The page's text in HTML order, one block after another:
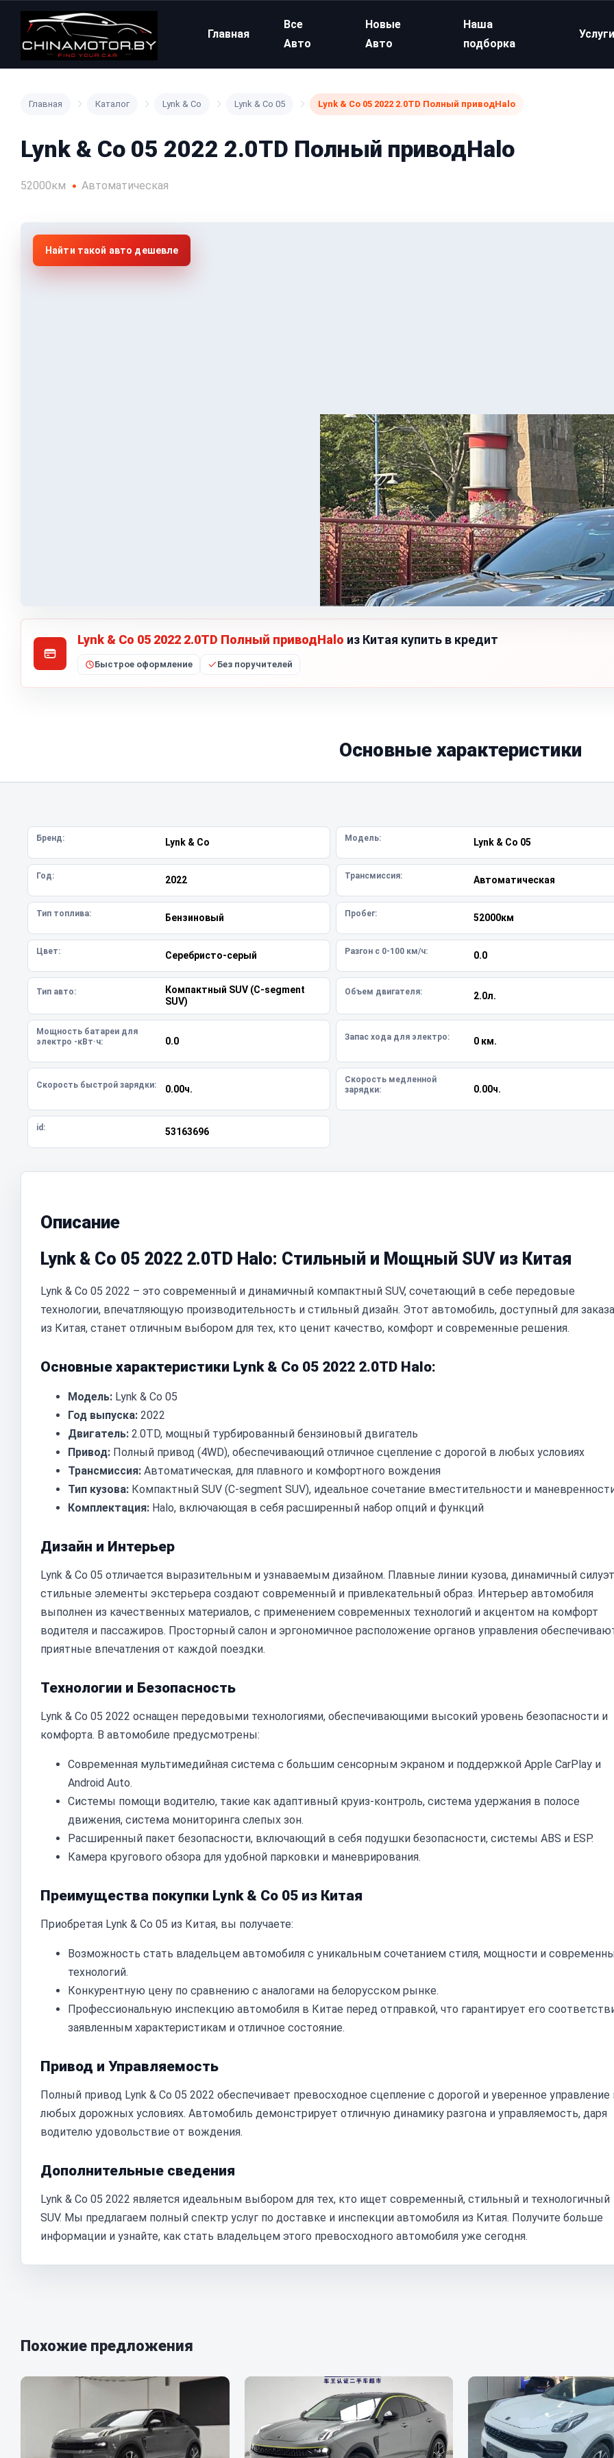
Главная
Все
Авто
Новые
Авто
Наша
подборка
Главная Каталог Lynk & Co Lynk & Co 05 Lynk & Co 05 2022 2.0TD Полный приводHalo
Lynk & Co 05 2022 2.0TD Полный приводHalo
52000км Автоматическая
Найти такой авто дешевле
Lynk & Co 05 2022 2.0TD Полный приводHalo из Китая купить в кредит
Быстрое оформление Без поручителей
Основные характеристики
Бренд: Lynk & Co Модель: Lynk & Co 05
Год: 2022 Трансмиссия: Автоматическая
Тип топлива: Бензиновый Пробег: 52000км
Цвет: Серебристо-серый Разгон с 0-100 км/ч: 0.0
Тип авто:
Компактный SUV (C-segment
SUV)
Объем двигателя: 2.0л.
Мощность батареи для
электро -кВт·ч:
0.0 Запас хода для электро: 0 км.
Скорость быстрой зарядки: 0.00ч.
Скорость медленной
зарядки:
0.00ч.
id: 53163696
Описание
Lynk & Co 05 2022 2.0TD Halo: Стильный и Мощный SUV из Китая
Lynk & Co 05 2022 – это современный и динамичный компактный SUV, сочетающий в себе передовые
технологии, впечатляющую производительность и стильный дизайн. Этот автомобиль, доступный для заказа
из Китая, станет отличным выбором для тех, кто ценит качество, комфорт и современные решения.
Основные характеристики Lynk & Co 05 2022 2.0TD Halo:
Модель: Lynk & Co 05
Год выпуска: 2022
Двигатель: 2.0TD, мощный турбированный бензиновый двигатель
Привод: Полный привод (4WD), обеспечивающий отличное сцепление с дорогой в любых условиях
Трансмиссия: Автоматическая, для плавного и комфортного вождения
Тип кузова: Компактный SUV (C-segment SUV), идеальное сочетание вместительности и
Комплектация: Halo, включающая в себя расширенный набор опций и функций
Дизайн и Интерьер
Lynk & Co 05 отличается выразительным и узнаваемым дизайном. Плавные линии кузова, динамичный
стильные элементы экстерьера создают современный и привлекательный образ. Интерьер автомобиля
выполнен из качественных материалов, с применением современных технологий и акцентом на комфорт
водителя и пассажиров. Просторный салон и эргономичное расположение органов управления
приятные впечатления от каждой поездки.
Технологии и Безопасность
Lynk & Co 05 2022 оснащен передовыми технологиями, обеспечивающими высокий уровень безопасности и
комфорта. В автомобиле предусмотрены:
Современная мультимедийная система с большим сенсорным экраном и поддержкой Apple CarPlay и
Android Auto.
Системы помощи водителю, такие как адаптивный круиз-контроль, система удержания в полосе
движения, система мониторинга слепых зон.
Расширенный пакет безопасности, включающий в себя подушки безопасности, системы ABS и ESP.
Камера кругового обзора для удобной парковки и маневрирования.
Преимущества покупки Lynk & Co 05 из Китая
Приобретая Lynk & Co 05 из Китая, вы получаете:
Возможность стать владельцем автомобиля с уникальным сочетанием стиля, мощности и
технологий.
Конкурентную цену по сравнению с аналогами на белорусском рынке.
Профессиональную инспекцию автомобиля в Китае перед отправкой, что гарантирует его
заявленным характеристикам и отличное состояние.
Привод и Управляемость
Полный привод Lynk & Co 05 2022 обеспечивает превосходное сцепление с дорогой и уверенное управление
любых дорожных условиях. Автомобиль демонстрирует отличную динамику разгона и управляемость, даря
водителю удовольствие от вождения.
Дополнительные сведения
Lynk & Co 05 2022 является идеальным выбором для тех, кто ищет современный, стильный и технологичный
SUV. Мы предлагаем полный спектр услуг по доставке и инспекции автомобиля из Китая. Получите больше
информации и узнайте, как стать владельцем этого превосходного автомобиля уже сегодня.
Похожие предложения